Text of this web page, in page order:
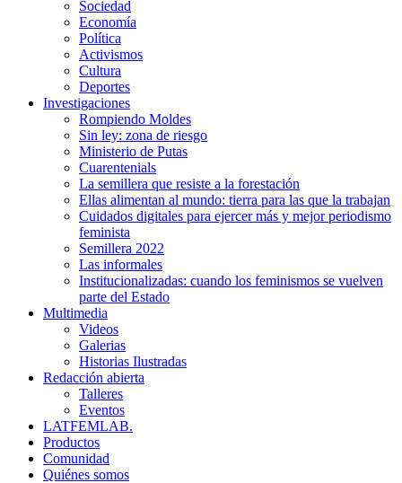
Sociedad
Economía
Política
Activismos
Cultura
Deportes
Investigaciones
Rompiendo Moldes
Sin ley: zona de riesgo
Ministerio de Putas
Cuarentenials
La semillera que resiste a la forestación
Ellas alimentan al mundo: tierra para las que la trabajan
Cuidados digitales para ejercer más y mejor periodismo
feminista
Semillera 2022
Las informales
Institucionalizadas: cuando los feminismos se vuelven
parte del Estado
Multimedia
Videos
Galerias
Historias Ilustradas
Redacción abierta
Talleres
Eventos
LATFEMLAB.
Productos
Comunidad
Quiénes somos